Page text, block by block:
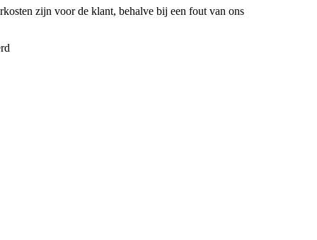
zijn voor de klant, behalve bij een fout van ons